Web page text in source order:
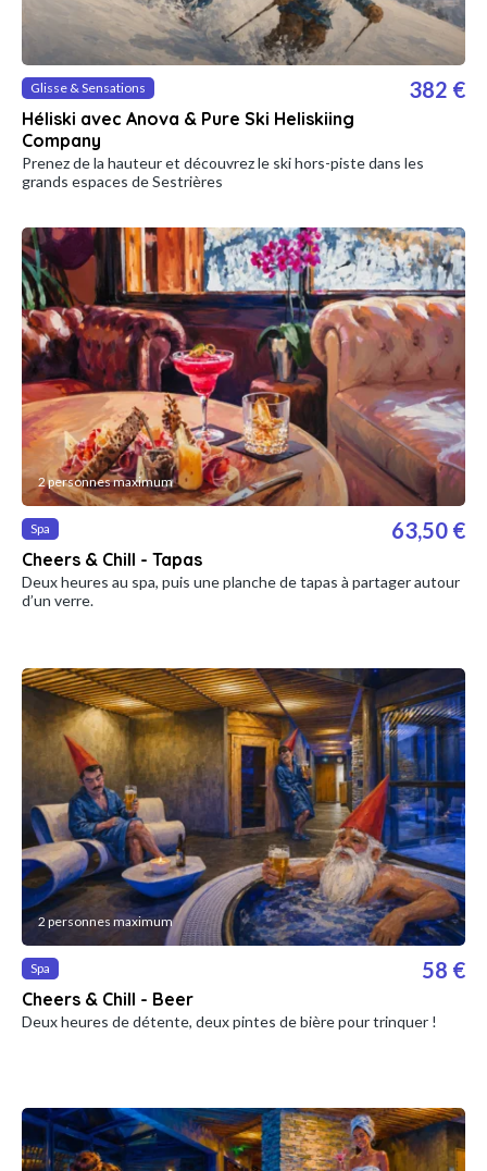
Glisse & Sensations
Héliski avec Anova & Pure Ski Heliskiing
Company
382 €
Prenez de la hauteur et découvrez le ski hors-piste dans les
grands espaces de Sestrières
2 personnes maximum
Spa
Cheers & Chill - Tapas
63,50 €
Deux heures au spa, puis une planche de tapas à partager autour
d’un verre.
2 personnes maximum
Spa
Cheers & Chill - Beer
58 €
Deux heures de détente, deux pintes de bière pour trinquer !